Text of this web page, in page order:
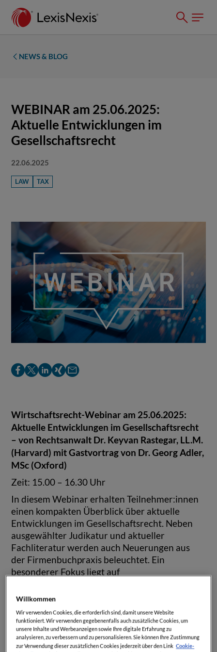
NEWS & BLOG
WEBINAR am 25.06.2025:
Aktuelle Entwicklungen im
Gesellschaftsrecht
22.06.2025
LAW TAX
Auf
Facebook
Auf
X
Auf
LinkedIn
Auf
Xing
Per
Wirtschaftsrecht-Webinar am 25.06.2025:
Aktuelle Entwicklungen im Gesellschaftsrecht
– von Rechtsanwalt Dr. Keyvan Rastegar, LL.M.
(Harvard) mit Gastvortrag von Dr. Georg Adler,
MSc (Oxford)
Zeit: 15.00 – 16.30 Uhr
In diesem Webinar erhalten Teilnehmer:innen
einen kompakten Überblick über aktuelle
Entwicklungen im Gesellschaftsrecht. Neben
ausgewählter Judikatur und aktueller
Fachliteratur werden auch Neuerungen aus
der Firmenbuchpraxis beleuchtet. Ein
besonderer Fokus liegt auf
Zusammenhang mit Familienunternehmen,
einem wachsenden Forschungsfeld.
Abschließend werden die wesentlichen
gesellschafts- und zivilrechtlichen Vorhaben im
aktuellen Regierungsprogramm vorgestellt und
Willkommen
Wir verwenden Cookies, die erforderlich sind, damit unsere Website
funktioniert. Wir verwenden gegebenenfalls auch zusätzliche Cookies, um
unsere Inhalte und Werbeanzeigen sowie Ihre digitale Erfahrung zu
analysieren, zu verbessern und zu personalisieren. Sie können Ihre Zustimmung
zur Verwendung dieser zusätzlichen Cookies jederzeit über den Link Cookie-